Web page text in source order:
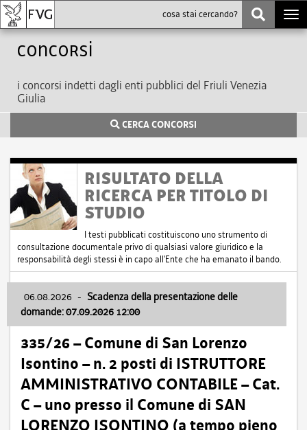
Concorsi
i concorsi indetti dagli enti pubblici del Friuli Venezia
Giulia
CERCA CONCORSI
RISULTATO DELLA
RICERCA PER TITOLO DI
STUDIO
I testi pubblicati costituiscono uno strumento di
consultazione documentale privo di qualsiasi valore giuridico e la
responsabilità degli stessi è in capo all'Ente che ha emanato il bando.
06.08.2026 - Scadenza della presentazione delle
domande: 07.09.2026 12:00
335/26 – Comune di San Lorenzo
Isontino – n. 2 posti di ISTRUTTORE
AMMINISTRATIVO CONTABILE – Cat.
C – uno presso il Comune di SAN
LORENZO ISONTINO (a tempo pieno